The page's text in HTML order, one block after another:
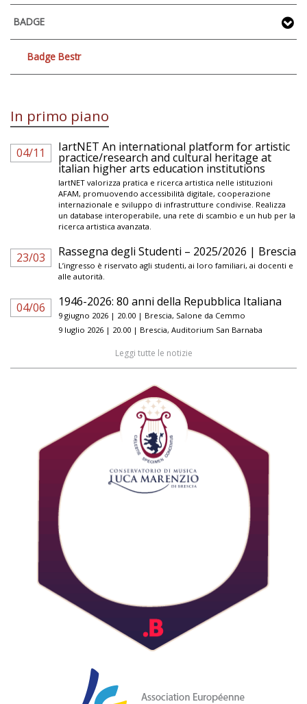
BADGE
Badge Bestr
In primo piano
04/11 IartNET An international platform for artistic
practice/research and cultural heritage at
italian higher arts education institutions
IartNET valorizza pratica e ricerca artistica nelle istituzioni
AFAM, promuovendo accessibilità digitale, cooperazione
internazionale e sviluppo di infrastrutture condivise. Realizza
un database interoperabile, una rete di scambio e un hub per la
ricerca artistica avanzata.
23/03 Rassegna degli Studenti – 2025/2026 | Brescia
L’ingresso è riservato agli studenti, ai loro familiari, ai docenti e
alle autorità.
04/06 1946-2026: 80 anni della Repubblica Italiana
9 giugno 2026 | 20.00 | Brescia, Salone da Cemmo
9 luglio 2026 | 20.00 | Brescia, Auditorium San Barnaba
Leggi tutte le notizie